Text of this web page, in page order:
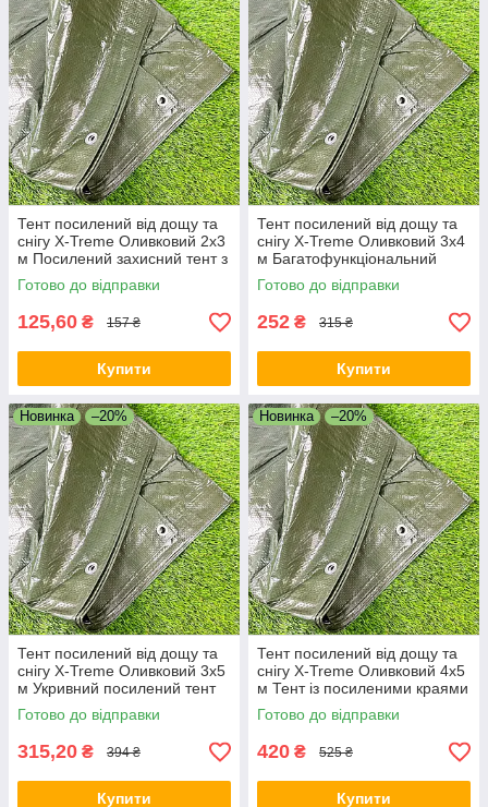
Тент посилений від дощу та
снігу X-Treme Оливковий 2х3
м Посилений захисний тент з
люверсами
Готово до відправки
125,60 ₴ 157 ₴
Купити
Тент посилений від дощу та
снігу X-Treme Оливковий 3х4
м Багатофункціональний
покривний тент
Готово до відправки
252 ₴ 315 ₴
Купити
Новинка –20%
Тент посилений від дощу та
снігу X-Treme Оливковий 3х5
м Укривний посилений тент
для кемпінгу
Готово до відправки
315,20 ₴ 394 ₴
Купити
Новинка –20%
Тент посилений від дощу та
снігу X-Treme Оливковий 4х5
м Тент із посиленими краями
Сонцезахисний тент
Готово до відправки
420 ₴ 525 ₴
Купити